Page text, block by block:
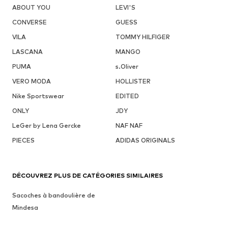
ABOUT YOU
LEVI'S
CONVERSE
GUESS
VILA
TOMMY HILFIGER
LASCANA
MANGO
PUMA
s.Oliver
VERO MODA
HOLLISTER
Nike Sportswear
EDITED
ONLY
JDY
LeGer by Lena Gercke
NAF NAF
PIECES
ADIDAS ORIGINALS
DÉCOUVREZ PLUS DE CATÉGORIES SIMILAIRES
Sacoches à bandoulière de
Mindesa